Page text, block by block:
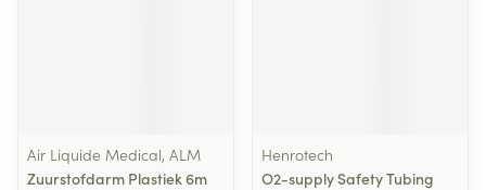
Air Liquide Medical, ALM
Zuurstofdarm Plastiek 6m
Henrotech
O2-supply Safety Tubing